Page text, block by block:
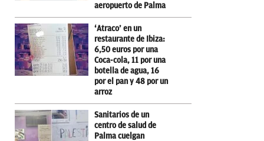
aeropuerto de Palma
‘Atraco’ en un
restaurante de Ibiza:
6,50 euros por una
Coca-cola, 11 por una
botella de agua, 16
por el pan y 48 por un
arroz
Sanitarios de un
centro de salud de
Palma cuelgan